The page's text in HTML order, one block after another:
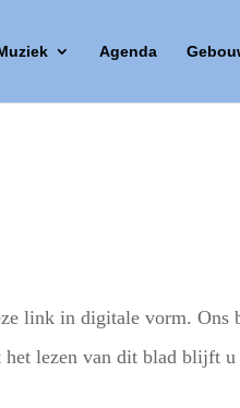
Agenda
link in digitale vorm. Ons
het lezen van dit blad blijft u